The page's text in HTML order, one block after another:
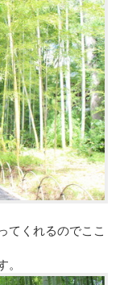
てくれるのでここ
。